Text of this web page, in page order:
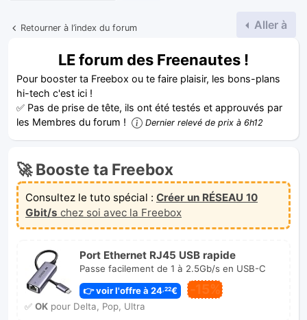
Retourner à l’index du forum Aller à
LE forum des Freenautes !
Pour booster ta Freebox ou te faire plaisir, les bons-plans
hi-tech c'est ici !
✅ Pas de prise de tête, ils ont été testés et approuvés par
les Membres du forum !
Dernier relevé de prix à 6h12
🚀 Booste ta Freebox
Consultez le tuto spécial : Créer un RÉSEAU 10
Gbit/s chez soi avec la Freebox
Port Ethernet RJ45 USB rapide
Passe facilement de 1 à 2.5Gb/s en USB-C
👉 voir l'offre à 24 ,22€ -15%
✅ OKpour Delta, Pop, Ultra